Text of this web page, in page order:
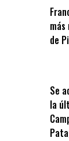
más
de
Se
la